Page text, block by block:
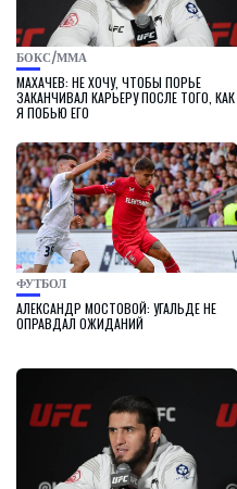
БОКС/ММА
МАХАЧЕВ: НЕ ХОЧУ, ЧТОБЫ ПОРЬЕ
ЗАКАНЧИВАЛ КАРЬЕРУ ПОСЛЕ ТОГО, КАК
Я ПОБЬЮ ЕГО
ФУТБОЛ
АЛЕКСАНДР МОСТОВОЙ: УГАЛЬДЕ НЕ
ОПРАВДАЛ ОЖИДАНИЙ